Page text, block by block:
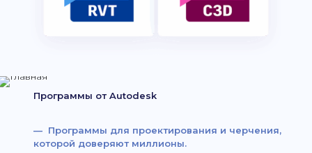
Программы от Autodesk
— Программы для проектирования и черчения,
которой доверяют миллионы.